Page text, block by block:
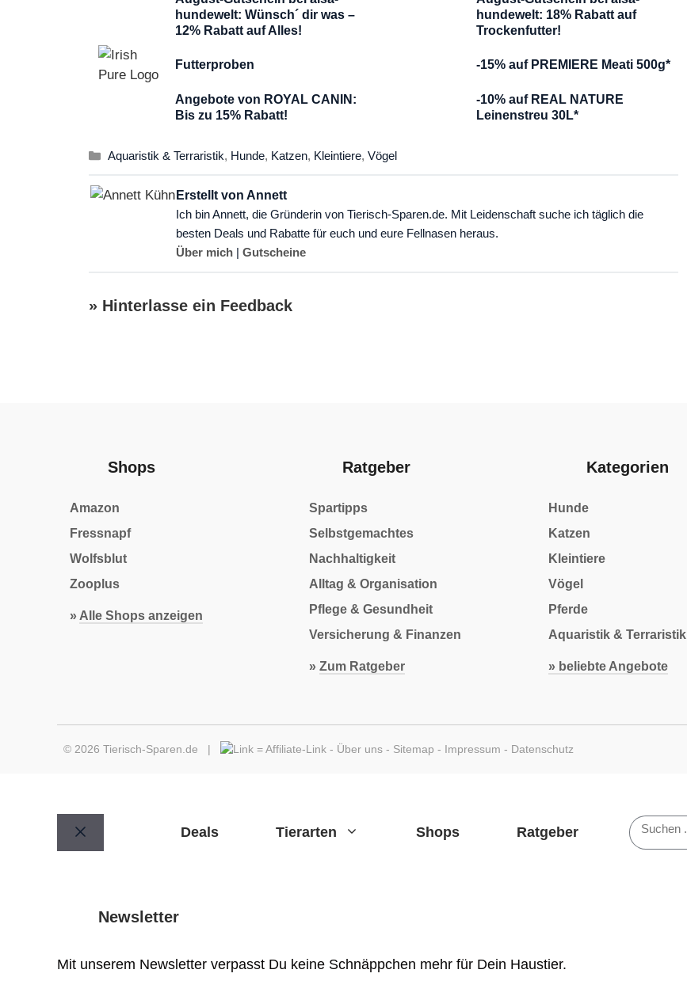
hundewelt: Wünsch´ dir was –
12% Rabatt auf Alles!
hundewelt: 18% Rabatt auf
Trockenfutter!
Futterproben -15% auf PREMIERE Meati 500g*
Angebote von ROYAL CANIN:
Bis zu 15% Rabatt!
-10% auf REAL NATURE
Leinenstreu 30L*
Kategorien
Aquaristik & Terraristik, Hunde, Katzen, Kleintiere, Vögel
Erstellt von Annett
Ich bin Annett, die Gründerin von Tierisch-Sparen.de. Mit Leidenschaft suche ich täglich die
besten Deals und Rabatte für euch und eure Fellnasen heraus.
Über mich |Gutscheine
» Hinterlasse ein Feedback
Name
E-
Mail-
Adresse
Website
Shops
Amazon
Fressnapf
Wolfsblut
Zooplus
» Alle Shops anzeigen
Ratgeber
Spartipps
Selbstgemachtes
Nachhaltigkeit
Alltag & Organisation
Pflege & Gesundheit
Versicherung & Finanzen
» Zum Ratgeber
Kategorien
Hunde
Katzen
Kleintiere
Vögel
Pferde
Aquaristik & Terraristik
» beliebte Angebote
© 2026 Tierisch-Sparen.de | =Affiliate-Link - Über uns - Sitemap - Impressum - Datenschutz
Schließen
Deals Tierarten Shops Ratgeber Suchen
Newsletter
Mit unserem Newsletter verpasst Du keine Schnäppchen mehr für Dein Haustier.